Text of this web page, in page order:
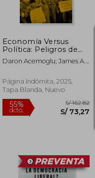
Economía Versus
Política: Peligros de
las Medidas que los
Economistas
Políticos
Daron Acemoglu; James A.
Página Indómita, 2025,
Tapa Blanda, Nuevo